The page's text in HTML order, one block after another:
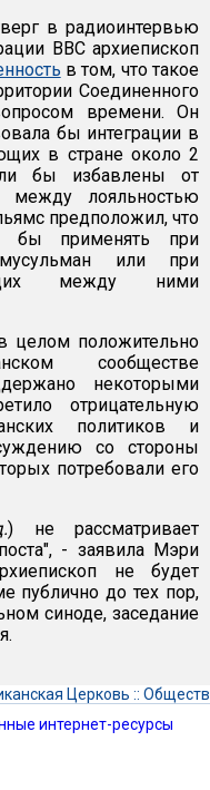
в радиоинтервью
BBC архиепископ
в том, что такое
Соединенного
времени. Он
бы интеграции в
в стране около 2
бы избавлены от
между лояльностью
предположил, что
бы применять при
мусульман или при
между ними
целом положительно
сообществе
некоторыми
отрицательную
политиков и
со стороны
потребовали его
) не рассматривает
- заявила Мэри
не будет
публично до тех пор,
синоде, заседание
Церковь ::
интернет-ресурсы